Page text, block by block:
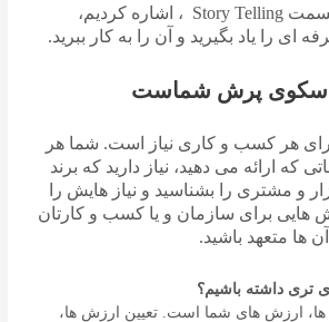
همان طور که در قسمت Story Telling ، اشاره کردیم،
را یاد بگیرید و آن را به کار ببرید.
هر کسب و کاری نیاز است. شما هر
که ارائه می دهید، نیاز دارید که برند
و مشتری را بشناسید و نیاز هایش را
هایی برای سازمان و یا کسب و کارتان
ها متعهد باشید.
تری داشته باشیم؟
ها، ارزش های شما است. تعیین ارزش ها،